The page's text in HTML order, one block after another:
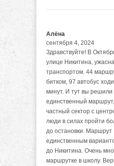
Алёна
сентября 4, 2024
Здравствуйте! В
улице Никитина,
транспортом. 44
битком, 97 автобус
минут. И тут вы решили
единственный
частный сектор с
люди в силах пройти
до остановки.
единственным
до Никитина. Очень
маршрутке в школу.